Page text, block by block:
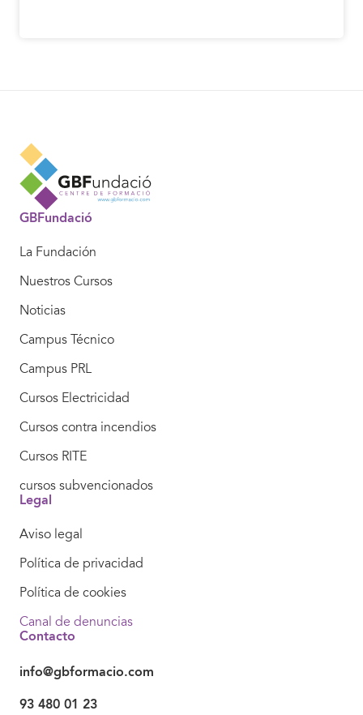
GBFundació
La Fundación
Nuestros Cursos
Noticias
Campus Técnico
Campus PRL
Cursos Electricidad
Cursos contra incendios
Cursos RITE
cursos subvencionados
Legal
Aviso legal
Política de privacidad
Política de cookies
Canal de denuncias
Contacto
info@gbformacio.com
93 480 01 23